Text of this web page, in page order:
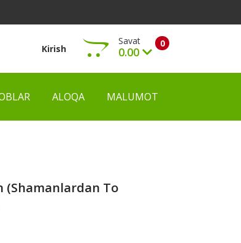
Kirish 0
Savat
0.00
Ko‘rish
ALOQA MALUMOT
(shamanlardan To